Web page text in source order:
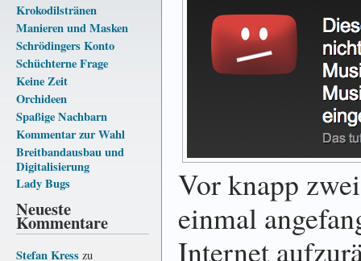
Krokodilstränen
Manieren und Masken
Schrödingers Konto
Schüchterne Frage
Keine Zeit
Orchideen
Spaßige Nachbarn
Kommentar zur Wahl
Breitbandausbau und
Digitalisierung
Lady Bugs
Neueste
Kommentare
Stefan Kress zu
Vor knapp
einmal
Internet